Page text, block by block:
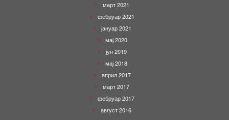
март 2021
фебруар 2021
јануар 2021
мај 2020
јун 2019
мај 2018
април 2017
март 2017
фебруар 2017
август 2016